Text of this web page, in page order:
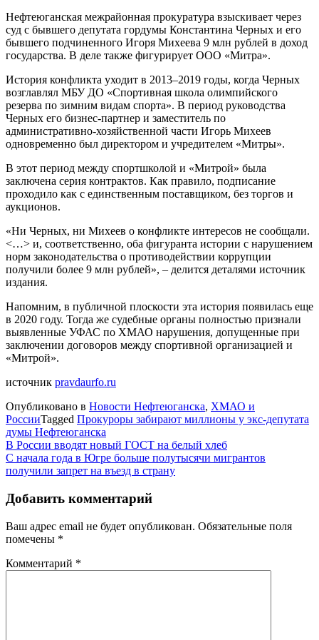
Нефтеюганская межрайонная прокуратура взыскивает через
суд с бывшего депутата гордумы Константина Черных и его
бывшего подчиненного Игоря Михеева 9 млн рублей в доход
государства. В деле также фигурирует ООО «Митра».
История конфликта уходит в 2013–2019 годы, когда Черных
возглавлял МБУ ДО «Спортивная школа олимпийского
резерва по зимним видам спорта». В период руководства
Черных его бизнес-партнер и заместитель по
административно-хозяйственной части Игорь Михеев
одновременно был директором и учредителем «Митры».
В этот период между спортшколой и «Митрой» была
заключена серия контрактов. Как правило, подписание
проходило как с единственным поставщиком, без торгов и
аукционов.
«Ни Черных, ни Михеев о конфликте интересов не сообщали.
<…> и, соответственно, оба фигуранта истории с нарушением
норм законодательства о противодействии коррупции
получили более 9 млн рублей», – делится деталями источник
издания.
Напомним, в публичной плоскости эта история появилась еще
в 2020 году. Тогда же судебные органы полностью признали
выявленные УФАС по ХМАО нарушения, допущенные при
заключении договоров между спортивной организацией и
«Митрой».
источник pravdaurfo.ru
Опубликовано в Новости Нефтеюганска, ХМАО и
РоссииTagged Прокуроры забирают миллионы у экс-депутата
думы Нефтеюганска
Навигация
по
В России вводят новый ГОСТ на белый хлеб
С начала года в Югре больше полутысячи мигрантов
получили запрет на въезд в страну
Добавить комментарий
Ваш адрес email не будет опубликован. Обязательные поля
помечены *
Комментарий *